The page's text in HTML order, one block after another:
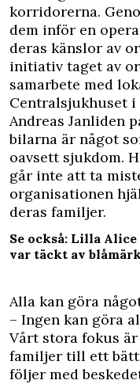
korridorerna.
dem inför en
deras känslor av
initiativ taget av
samarbete med
Centralsjukhuset i
Andreas Janliden
bilarna är något
oavsett sjukdom.
går inte att ta
organisationen
deras familjer.
Se också: Lilla Alice
var täckt av
Alla kan göra
– Ingen kan göra
Vårt stora fokus
familjer till ett
följer med